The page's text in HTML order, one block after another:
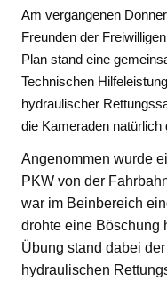
Am vergangenen
Freunden der
Plan stand eine
Technischen
hydraulischer
die Kameraden natürlich
Angenommen wurde
PKW von der
war im Beinbereich
drohte eine Böschung
Übung stand dabei
hydraulischen